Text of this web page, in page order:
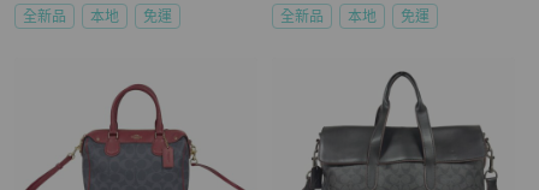
全新品 本地 免運 全新品 本地 免運